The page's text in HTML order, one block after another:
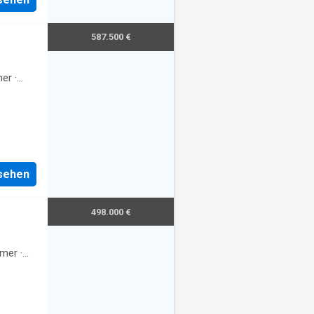
·
587.500 €
·
498.000 €